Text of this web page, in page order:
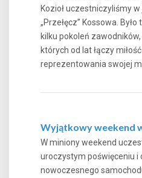
Kozioł uczestniczyliśmy
„Przełęcz” Kossowa.
kilku pokoleń
których od lat łączy
reprezentowania
Wyjątkowy weekend
W miniony weekend
uroczystym poświęceniu
nowoczesnego